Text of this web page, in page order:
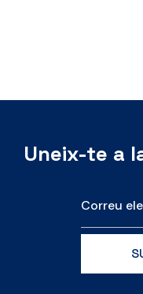
Uneix-te a